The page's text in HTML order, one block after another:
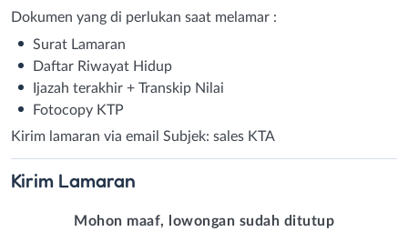
Dokumen yang di perlukan saat melamar :
Surat Lamaran
Daftar Riwayat Hidup
Ijazah terakhir + Transkip Nilai
Fotocopy KTP
Kirim lamaran via email Subjek: sales KTA
Kirim Lamaran
Mohon maaf, lowongan sudah ditutup